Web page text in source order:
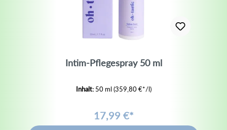
Intim-Pflegespray 50 ml
Inhalt: 50 ml(359,80 €*/l)
17,99 €*